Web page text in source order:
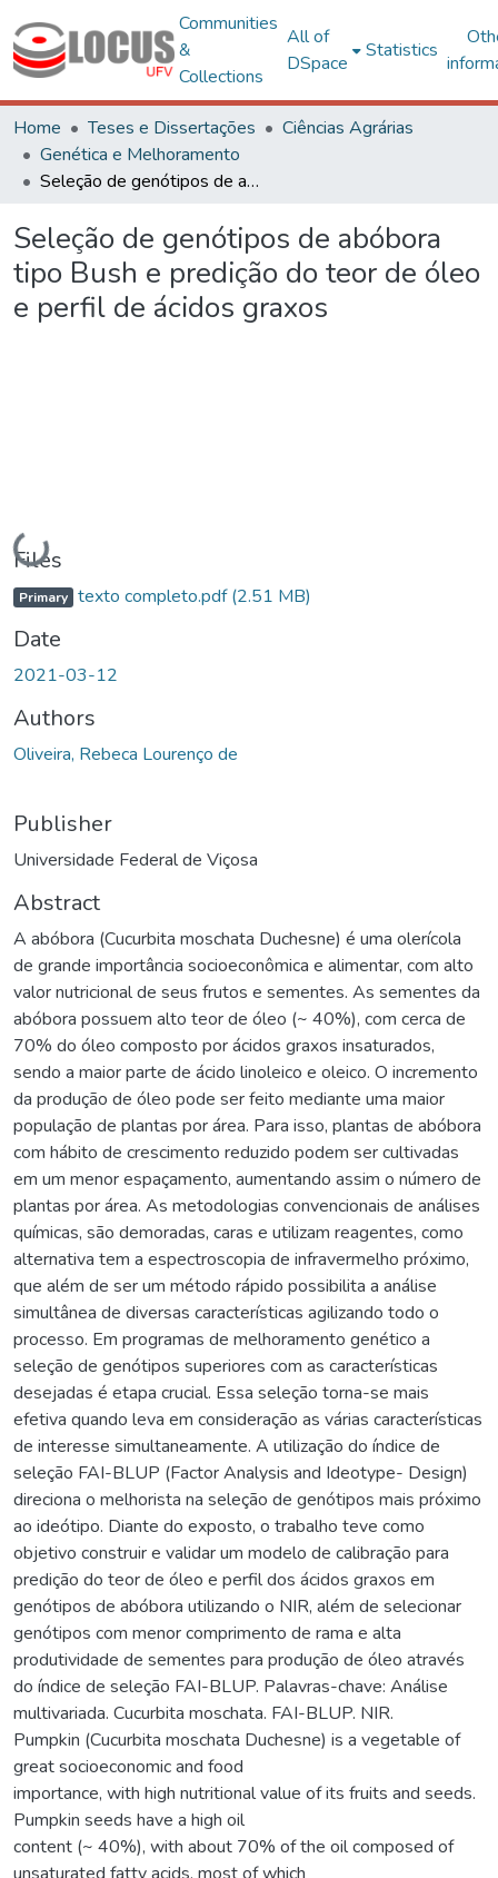
Communities
&
Collections
All of
DSpace
Statistics
Home Teses e Dissertações
Ciências Agrárias
Genética e Melhoramento
Seleção de genótipos de abóbora tipo Bush e predição do teor de óleo e perfil de ácidos graxos
Seleção de genótipos de abóbora
tipo Bush e predição do teor de óleo
e perfil de ácidos graxos
Loading...
Files
Primary texto completo.pdf(2.51 MB)
Date
2021-03-12
Authors
Oliveira, Rebeca Lourenço de
Publisher
Universidade Federal de Viçosa
Abstract
A abóbora (Cucurbita moschata Duchesne) é uma olerícola
de grande importância socioeconômica e alimentar, com alto
valor nutricional de seus frutos e sementes. As sementes da
abóbora possuem alto teor de óleo (~ 40%), com cerca de
70% do óleo composto por ácidos graxos insaturados,
sendo a maior parte de ácido linoleico e oleico. O incremento
da produção de óleo pode ser feito mediante uma maior
população de plantas por área. Para isso, plantas de abóbora
com hábito de crescimento reduzido podem ser cultivadas
em um menor espaçamento, aumentando assim o número de
plantas por área. As metodologias convencionais de análises
químicas, são demoradas, caras e utilizam reagentes, como
alternativa tem a espectroscopia de infravermelho próximo,
que além de ser um método rápido possibilita a análise
simultânea de diversas características agilizando todo o
processo. Em programas de melhoramento genético a
seleção de genótipos superiores com as características
desejadas é etapa crucial. Essa seleção torna-se mais
efetiva quando leva em consideração as várias características
de interesse simultaneamente. A utilização do índice de
seleção FAI-BLUP (Factor Analysis and Ideotype- Design)
direciona o melhorista na seleção de genótipos mais próximo
ao ideótipo. Diante do exposto, o trabalho teve como
objetivo construir e validar um modelo de calibração para
predição do teor de óleo e perfil dos ácidos graxos em
genótipos de abóbora utilizando o NIR, além de selecionar
genótipos com menor comprimento de rama e alta
produtividade de sementes para produção de óleo através
do índice de seleção FAI-BLUP. Palavras-chave: Análise
multivariada. Cucurbita moschata. FAI-BLUP. NIR.
Pumpkin (Cucurbita moschata Duchesne) is a vegetable of
great socioeconomic and food
importance, with high nutritional value of its fruits and seeds.
Pumpkin seeds have a high oil
content (~ 40%), with about 70% of the oil composed of